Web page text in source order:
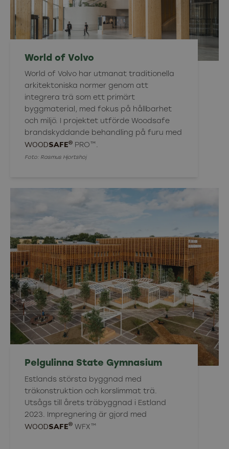
World of Volvo
World of Volvo har utmanat traditionella
arkitektoniska normer genom att
integrera trä som ett primärt
byggmaterial, med fokus på hållbarhet
och miljö. I projektet utförde Woodsafe
brandskyddande behandling på furu med
WOODSAFE® PRO™.
Foto: Rasmus Hjortshoj
Pelgulinna State Gymnasium
Estlands största byggnad med
träkonstruktion och korslimmat trä.
Utsågs till årets träbyggnad i Estland
2023. Impregnering är gjord med
WOODSAFE® WFX™